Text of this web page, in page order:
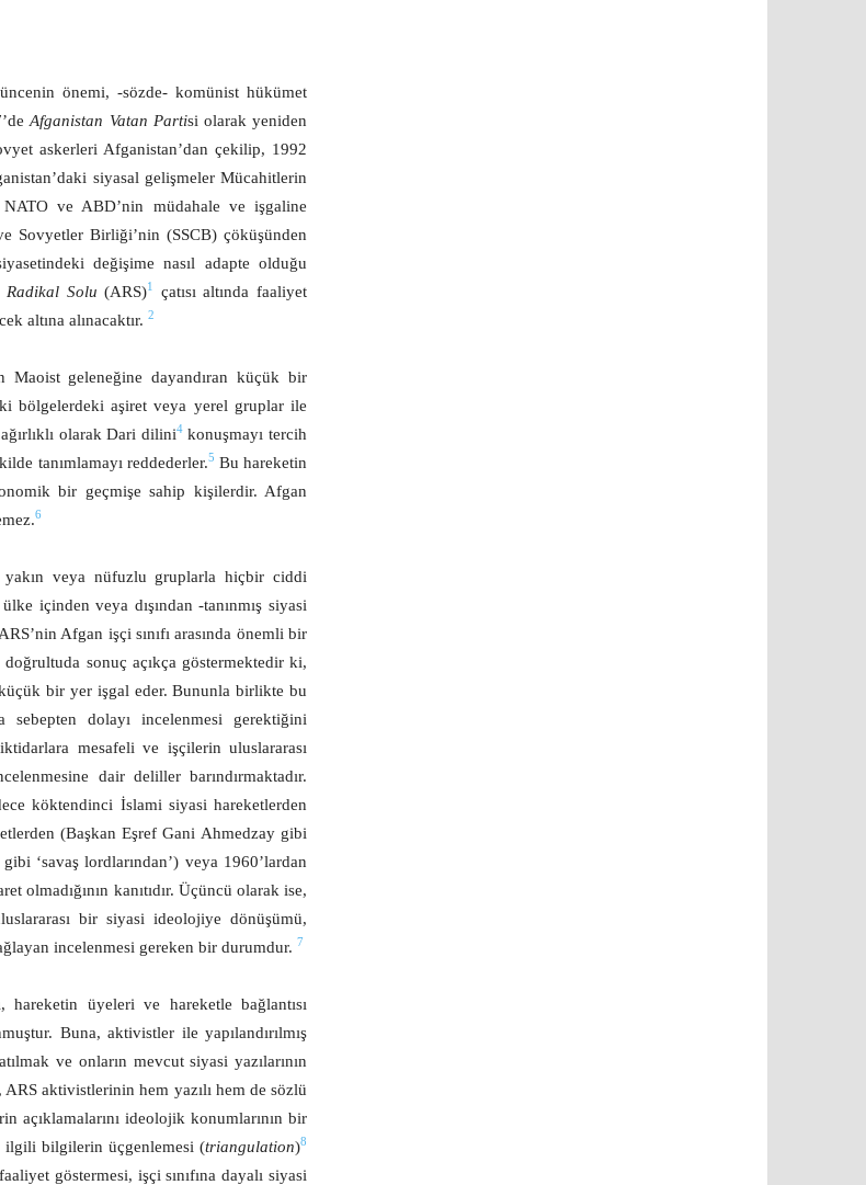
önemi, -sözde- komünist hükümet
Afganistan Vatan Partisi olarak yeniden
askerleri Afganistan’dan çekilip, 1992
siyasal gelişmeler Mücahitlerin
NATO ve ABD’nin müdahale ve işgaline
Sovyetler Birliği’nin (SSCB) çöküşünden
değişime nasıl adapte olduğu
Radikal Solu(ARS)1
çatısı altında faaliyet
altına alınacaktır. 2
geleneğine dayandıran küçük bir
bölgelerdeki aşiret veya yerel gruplar ile
olarak Dari dilini4konuşmayı tercih
tanımlamayı reddederler.5 Bu hareketin
bir geçmişe sahip kişilerdir. Afgan
6
veya nüfuzlu gruplarla hiçbir ciddi
içinden veya dışından -tanınmış siyasi
Afgan işçi sınıfı arasında önemli bir
sonuç açıkça göstermektedir ki,
bir yer işgal eder. Bununla birlikte bu
dolayı incelenmesi gerektiğini
mesafeli ve işçilerin uluslararası
dair deliller barındırmaktadır.
köktendinci İslami siyasi hareketlerden
(Başkan Eşref Gani Ahmedzay gibi
‘savaş lordlarından’) veya 1960’lardan
kanıtıdır. Üçüncü olarak ise,
bir siyasi ideolojiye dönüşümü,
incelenmesi gereken bir durumdur. 7
hareketin üyeleri ve hareketle bağlantısı
Buna, aktivistler ile yapılandırılmış
ve onların mevcut siyasi yazılarının
aktivistlerinin hem yazılı hem de sözlü
açıklamalarını ideolojik konumlarının bir
ilgili bilgilerin üçgenlemesi (triangulation)8
göstermesi, işçi sınıfına dayalı siyasi